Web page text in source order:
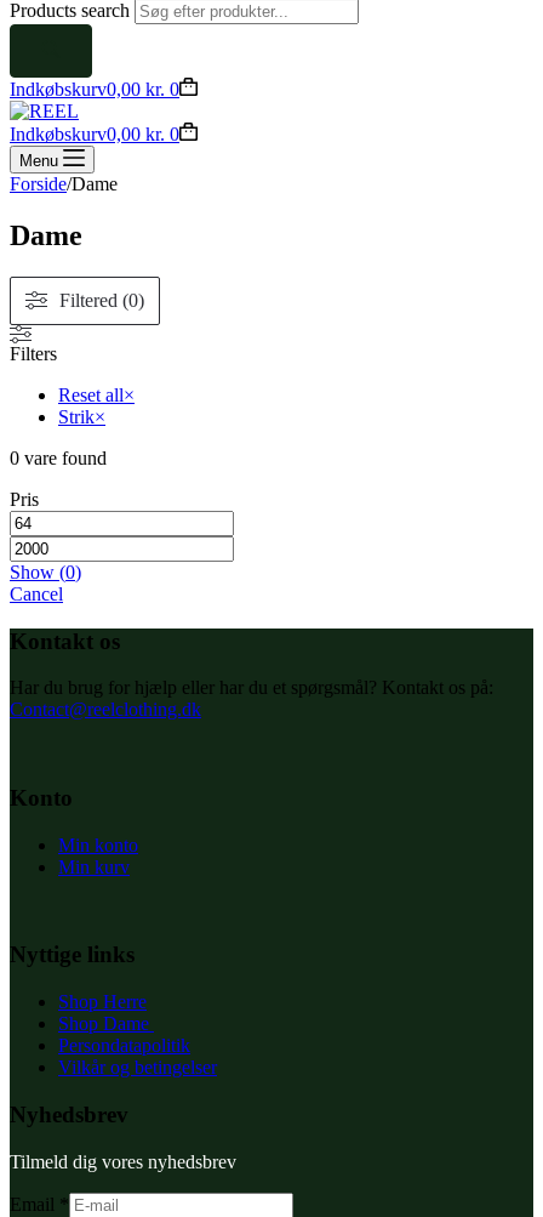
Products search
Indkøbskurv0,00 kr. 0
Indkøbskurv0,00 kr. 0
Menu
Forside/Dame
Dame
Filtered (0)
Filters
Reset all×
Strik×
0 vare found
Pris
Show (0)
Cancel
Kontakt os
Har du brug for hjælp eller har du et spørgsmål? Kontakt os på:
Contact@reelclothing.dk
Konto
Min konto
Min kurv
Nyttige links
Shop Herre
Shop Dame
Persondatapolitik
Vilkår og betingelser
Nyhedsbrev
Tilmeld dig vores nyhedsbrev
Email *